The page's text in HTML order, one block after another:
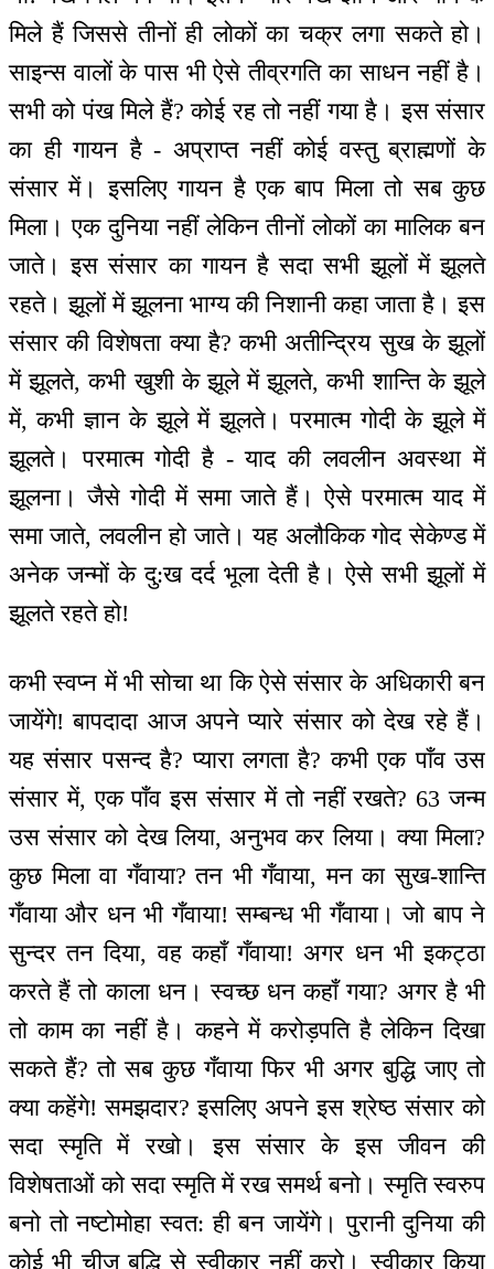
मिले हैं जिससे तीनों ही लोकों का चक्र लगा सकते हो।
साइन्स वालों के पास भी ऐसे तीव्रगति का साधन नहीं है।
सभी को पंख मिले हैं? कोई रह तो नहीं गया है। इस संसार
का ही गायन है - अप्राप्त नहीं कोई वस्तु ब्राह्मणों के
संसार में। इसलिए गायन है एक बाप मिला तो सब कुछ
मिला। एक दुनिया नहीं लेकिन तीनों लोकों का मालिक बन
जाते। इस संसार का गायन है सदा सभी झूलों में झूलते
रहते। झूलों में झूलना भाग्य की निशानी कहा जाता है। इस
संसार की विशेषता क्या है? कभी अतीन्द्रिय सुख के झूलों
में झूलते, कभी खुशी के झूले में झूलते, कभी शान्ति के झूले
में, कभी ज्ञान के झूले में झूलते। परमात्म गोदी के झूले में
झूलते। परमात्म गोदी है - याद की लवलीन अवस्था में
झूलना। जैसे गोदी में समा जाते हैं। ऐसे परमात्म याद में
समा जाते, लवलीन हो जाते। यह अलौकिक गोद सेकेण्ड में
अनेक जन्मों के दु:ख दर्द भूला देती है। ऐसे सभी झूलों में
झूलते रहते हो!
कभी स्वप्न में भी सोचा था कि ऐसे संसार के अधिकारी बन
जायेंगे! बापदादा आज अपने प्यारे संसार को देख रहे हैं।
यह संसार पसन्द है? प्यारा लगता है? कभी एक पाँव उस
संसार में, एक पाँव इस संसार में तो नहीं रखते? 63 जन्म
उस संसार को देख लिया, अनुभव कर लिया। क्या मिला?
कुछ मिला वा गँवाया? तन भी गँवाया, मन का सुख-शान्ति
गँवाया और धन भी गँवाया! सम्बन्ध भी गँवाया। जो बाप ने
सुन्दर तन दिया, वह कहाँ गँवाया! अगर धन भी इकट्ठा
करते हैं तो काला धन। स्वच्छ धन कहाँ गया? अगर है भी
तो काम का नहीं है। कहने में करोड़पति है लेकिन दिखा
सकते हैं? तो सब कुछ गँवाया फिर भी अगर बुद्धि जाए तो
क्या कहेंगे! समझदार? इसलिए अपने इस श्रेष्ठ संसार को
सदा स्मृति में रखो। इस संसार के इस जीवन की
विशेषताओं को सदा स्मृति में रख समर्थ बनो। स्मृति स्वरुप
बनो तो नष्टोमोहा स्वत: ही बन जायेंगे। पुरानी दुनिया की
कोई भी चीज बुद्धि से स्वीकार नहीं करो। स्वीकार किया